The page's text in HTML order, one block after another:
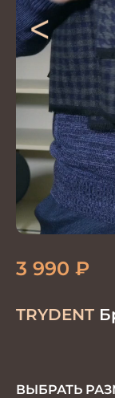
<
TRYDENT
3 990 ₽
ВЫБРАТЬ